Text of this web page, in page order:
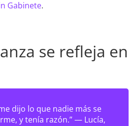
Gabinete.
se refleja en
dijo lo que nadie más se
y tenía razón.” — Lucía,